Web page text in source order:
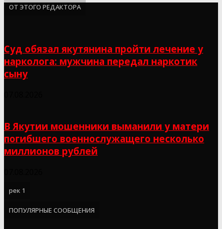
ОТ ЭТОГО РЕДАКТОРА
Суд обязал якутянина пройти лечение у
нарколога: мужчина передал наркотик
сыну
В Якутии мошенники выманили у матери
погибшего военнослужащего несколько
миллионов рублей
рек 1
ПОПУЛЯРНЫЕ СООБЩЕНИЯ